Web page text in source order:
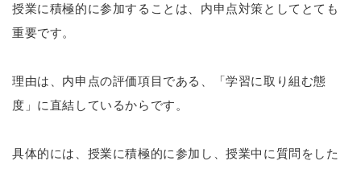
授業に積極的に参加することは、内申点対策としてとても
重要です。
理由は、内申点の評価項目である、「学習に取り組む態
度」に直結しているからです。
具体的には、授業に積極的に参加し、授業中に質問をした